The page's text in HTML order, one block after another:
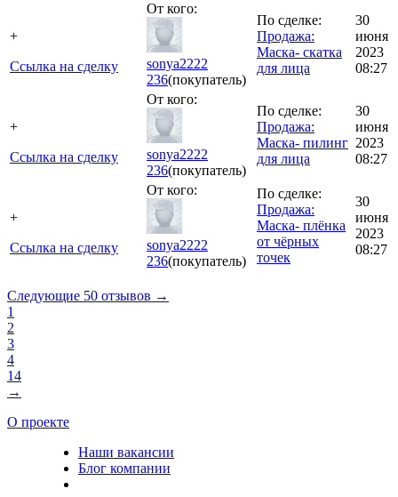
+
Ссылка на сделку
От кого:
sonya2222
236(покупатель)
По сделке:
Продажа:
Маска- скатка
для лица
30
июня
2023
08:27
+
Ссылка на сделку
От кого:
sonya2222
236(покупатель)
По сделке:
Продажа:
Маска- пилинг
для лица
30
июня
2023
08:27
+
Ссылка на сделку
От кого:
sonya2222
236(покупатель)
По сделке:
Продажа:
Маска- плёнка
от чёрных
точек
30
июня
2023
08:27
Следующие 50 отзывов →
1
2
3
4
14
→
О проекте
Наши вакансии
Блог компании